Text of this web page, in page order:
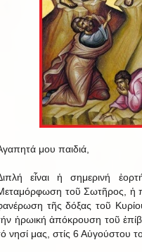
μου παιδιά,
εἶναι ἡ σημερινή
τοῦ Σωτῆρος, ἡ
τῆς δόξας τοῦ
ἡρωική ἀπόκρουση τοῦ
νησί μας, στίς 6 Αὐγούστου